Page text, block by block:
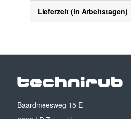
Lieferzeit (in Arbeitstagen)
Baardmeesweg 15 E